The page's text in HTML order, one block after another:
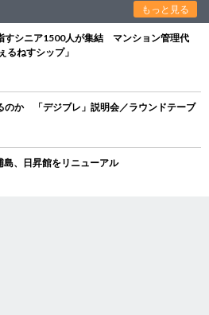
もっと見る
すシニア1500人が集結 マンション管理代
るねすシップ」
のか 「デジブレ」説明会／ラウンドテーブ
、日昇館をリニューアル